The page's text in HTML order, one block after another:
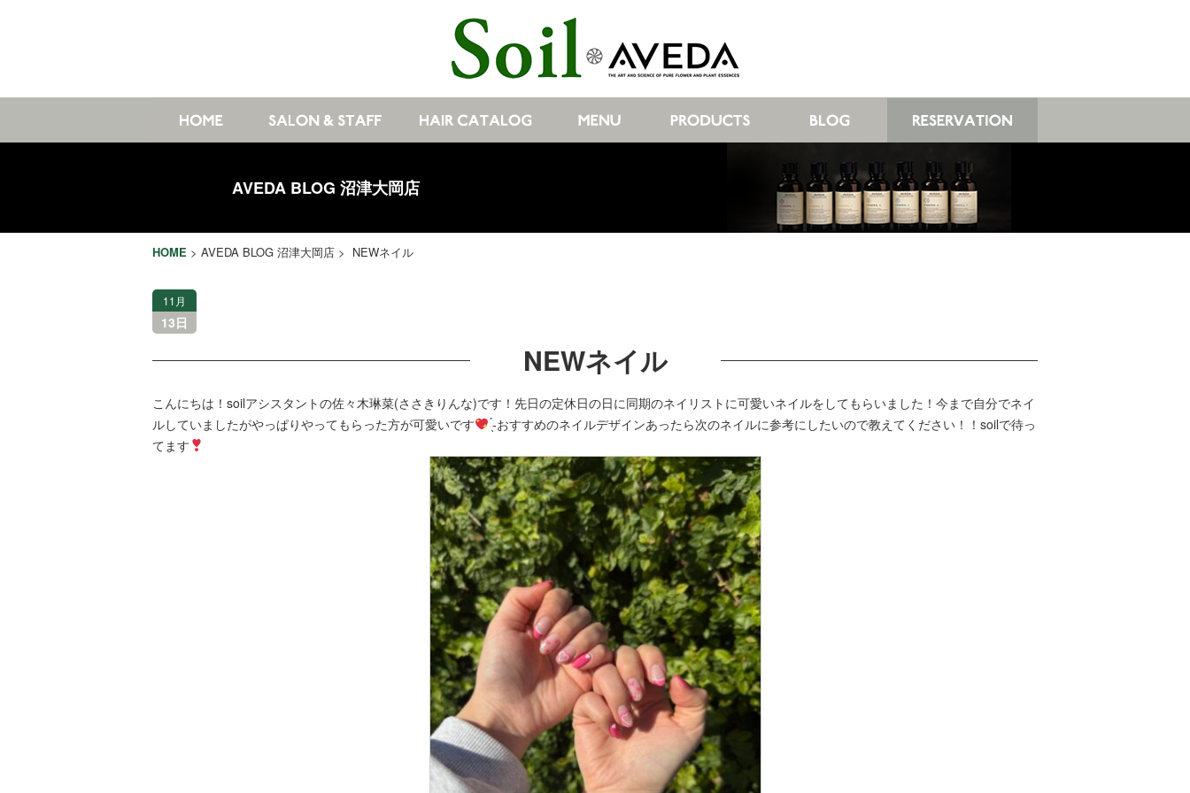
AVEDA BLOG 沼津大岡店
HOME > AVEDA BLOG 沼津大岡店 > NEWネイル
11月
13日
NEWネイル
こんにちは！soilアシスタントの佐々木琳菜(ささきりんな)です！先日の定休日の日に同期のネイリストに可愛いネイルをしてもらいました！今まで自分でネイ
ルしていましたがやっぱりやってもらった方が可愛いです
̖́-‬おすすめのネイルデザインあったら次のネイルに参考にしたいので教えてください！！soilで待っ
てます